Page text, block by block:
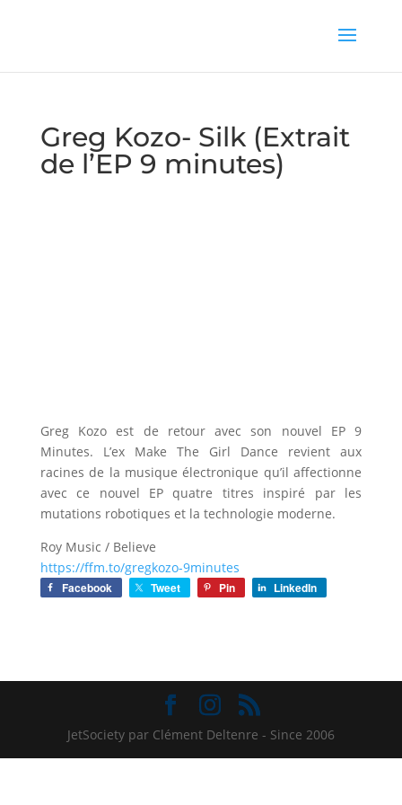
Greg Kozo- Silk (Extrait
de l’EP 9 minutes)
Greg Kozo est de retour avec son nouvel EP 9
Minutes. L’ex Make The Girl Dance revient aux
racines de la musique électronique qu’il affectionne
avec ce nouvel EP quatre titres inspiré par les
mutations robotiques et la technologie moderne.
Roy Music / Believe
https://ffm.to/gregkozo-9minutes
Facebook Tweet Pin LinkedIn
JetSociety par Clément Deltenre - Since 2006